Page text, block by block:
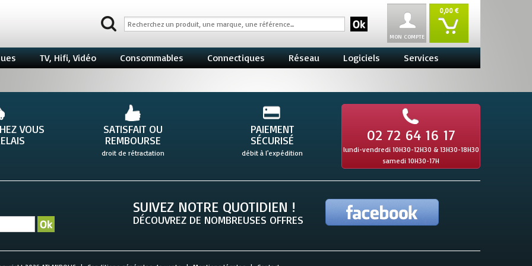
0,00 €
MON COMPTE
TV, Hifi, Vidéo Consommables Connectiques Réseau Logiciels Services
VOUS
SATISFAIT OU
REMBOURSE
droit de rétractation
PAIEMENT
SÉCURISÉ
débit à l'expédition
02 72 64 16 17
lundi-vendredi 10H30-12H30 & 13H30-18H30
samedi 10H30-17H
SUIVEZ NOTRE QUOTIDIEN !
DÉCOUVREZ DE NOMBREUSES OFFRES